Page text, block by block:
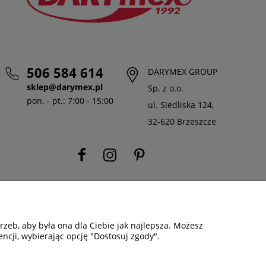
506 584 614
sklep@darymex.pl
pon. - pt.: 7:00 - 15:00
DARYMEX GROUP
Sp. z o.o.
ul. Siedliska 124,
32-620 Brzeszcze
aby była ona dla Ciebie jak najlepsza. Możesz
wybierając opcję "Dostosuj zgody".